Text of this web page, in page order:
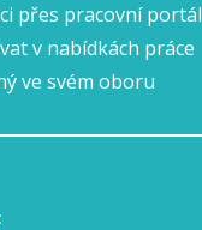
přes pracovní portál
v nabídkách práce
ve svém oboru